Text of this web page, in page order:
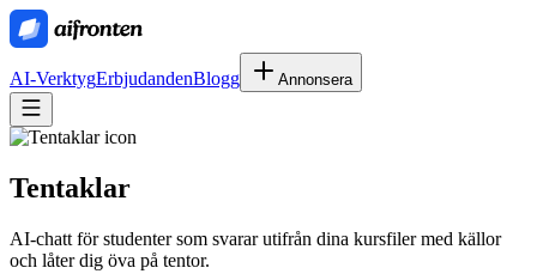
AI-VerktygErbjudandenBlogg Annonsera
Tentaklar
AI-chatt för studenter som svarar utifrån dina kursfiler med källor
och låter dig öva på tentor.